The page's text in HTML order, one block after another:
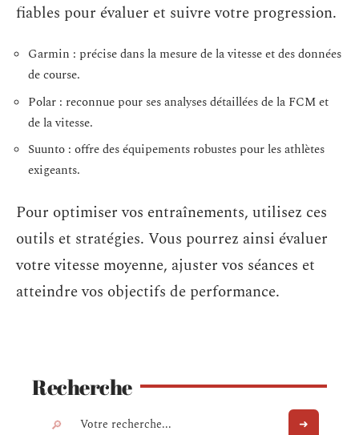
fiables pour évaluer et suivre votre progression.
Garmin : précise dans la mesure de la vitesse et des données
de course.
Polar : reconnue pour ses analyses détaillées de la FCM et
de la vitesse.
Suunto : offre des équipements robustes pour les athlètes
exigeants.
Pour optimiser vos entraînements, utilisez ces
outils et stratégies. Vous pourrez ainsi évaluer
votre vitesse moyenne, ajuster vos séances et
atteindre vos objectifs de performance.
Recherche